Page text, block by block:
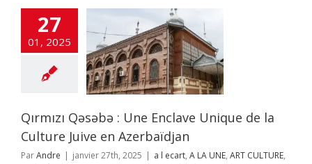
27
01, 2025
Humour
à la haine Inde
Juives
Artificielle Iran
JUDAISME
Justice
News1 Offres
otages
juive Pogrom
Qatar
Qırmızı Qəsəbə : Une Enclave Unique de la
Culture Juive en Azerbaïdjan
ParAndre | janvier 27th, 2025 | a l ecart, A LA UNE, ART CULTURE,